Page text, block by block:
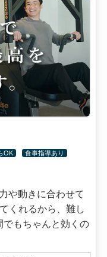
OK 食事指導あり
や動きに合わせて
くれるから、難し
でもちゃんと効くの